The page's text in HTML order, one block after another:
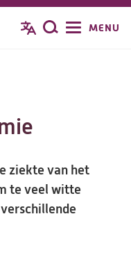
Zoeken
MENU
ziekte van het
te veel witte